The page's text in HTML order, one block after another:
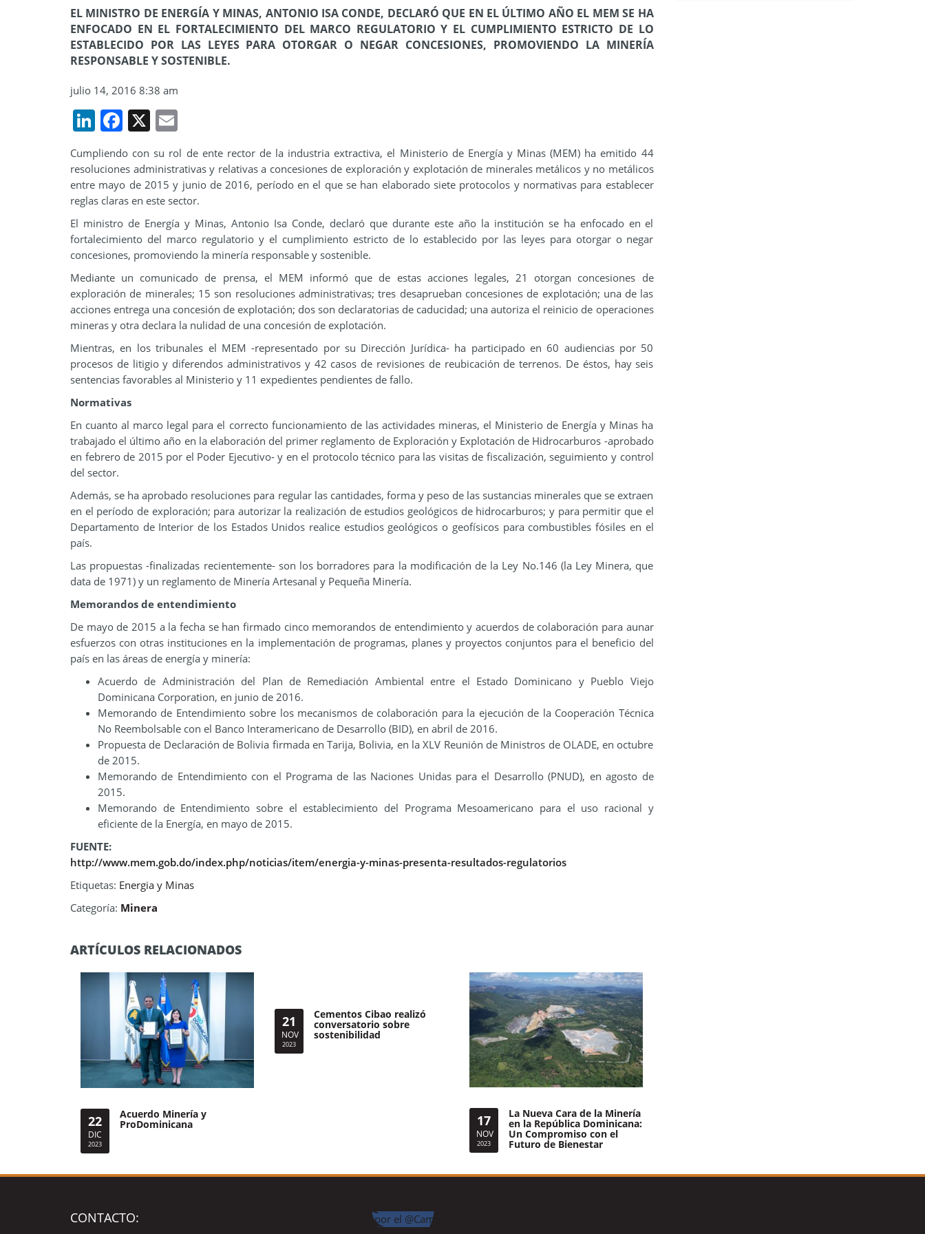
EL MINISTRO DE ENERGÍA Y MINAS, ANTONIO ISA CONDE, DECLARÓ QUE EN EL ÚLTIMO AÑO EL MEM SE HA
ENFOCADO EN EL FORTALECIMIENTO DEL MARCO REGULATORIO Y EL CUMPLIMIENTO ESTRICTO DE LO
ESTABLECIDO POR LAS LEYES PARA OTORGAR O NEGAR CONCESIONES, PROMOVIENDO LA MINERÍA
RESPONSABLE Y SOSTENIBLE.
julio 14, 2016 8:38 am
LinkedIn
Facebook
X
Cumpliendo con su rol de ente rector de la industria extractiva, el Ministerio de Energía y Minas (MEM) ha emitido 44
resoluciones administrativas y relativas a concesiones de exploración y explotación de minerales metálicos y no metálicos
entre mayo de 2015 y junio de 2016, período en el que se han elaborado siete protocolos y normativas para establecer
reglas claras en este sector.
El ministro de Energía y Minas, Antonio Isa Conde, declaró que durante este año la institución se ha enfocado en el
fortalecimiento del marco regulatorio y el cumplimiento estricto de lo establecido por las leyes para otorgar o negar
concesiones, promoviendo la minería responsable y sostenible.
Mediante un comunicado de prensa, el MEM informó que de estas acciones legales, 21 otorgan concesiones de
exploración de minerales; 15 son resoluciones administrativas; tres desaprueban concesiones de explotación; una de las
acciones entrega una concesión de explotación; dos son declaratorias de caducidad; una autoriza el reinicio de operaciones
mineras y otra declara la nulidad de una concesión de explotación.
Mientras, en los tribunales el MEM -representado por su Dirección Jurídica- ha participado en 60 audiencias por 50
procesos de litigio y diferendos administrativos y 42 casos de revisiones de reubicación de terrenos. De éstos, hay seis
sentencias favorables al Ministerio y 11 expedientes pendientes de fallo.
Normativas
En cuanto al marco legal para el correcto funcionamiento de las actividades mineras, el Ministerio de Energía y Minas ha
trabajado el último año en la elaboración del primer reglamento de Exploración y Explotación de Hidrocarburos -aprobado
en febrero de 2015 por el Poder Ejecutivo- y en el protocolo técnico para las visitas de fiscalización, seguimiento y control
del sector.
Además, se ha aprobado resoluciones para regular las cantidades, forma y peso de las sustancias minerales que se extraen
en el período de exploración; para autorizar la realización de estudios geológicos de hidrocarburos; y para permitir que el
Departamento de Interior de los Estados Unidos realice estudios geológicos o geofísicos para combustibles fósiles en el
país.
Las propuestas -finalizadas recientemente- son los borradores para la modificación de la Ley No.146 (la Ley Minera, que
data de 1971) y un reglamento de Minería Artesanal y Pequeña Minería.
Memorandos de entendimiento
De mayo de 2015 a la fecha se han firmado cinco memorandos de entendimiento y acuerdos de colaboración para aunar
esfuerzos con otras instituciones en la implementación de programas, planes y proyectos conjuntos para el beneficio del
país en las áreas de energía y minería:
Acuerdo de Administración del Plan de Remediación Ambiental entre el Estado Dominicano y Pueblo Viejo
Dominicana Corporation, en junio de 2016.
Memorando de Entendimiento sobre los mecanismos de colaboración para la ejecución de la Cooperación Técnica
No Reembolsable con el Banco Interamericano de Desarrollo (BID), en abril de 2016.
Propuesta de Declaración de Bolivia firmada en Tarija, Bolivia, en la XLV Reunión de Ministros de OLADE, en octubre
de 2015.
Memorando de Entendimiento con el Programa de las Naciones Unidas para el Desarrollo (PNUD), en agosto de
2015.
Memorando de Entendimiento sobre el establecimiento del Programa Mesoamericano para el uso racional y
eficiente de la Energía, en mayo de 2015.
FUENTE:
http://www.mem.gob.do/index.php/noticias/item/energia-y-minas-presenta-resultados-regulatorios
Etiquetas: Energia y Minas
Categoría: Minera
ARTÍCULOS RELACIONADOS
22
DIC
2023
Acuerdo Minería y
ProDominicana
21
NOV
2023
Cementos Cibao realizó
conversatorio sobre
sostenibilidad
17
NOV
2023
La Nueva Cara de la Minería
en la República Dominicana:
Un Compromiso con el
Futuro de Bienestar
CONTACTO: Tweets por el @CamipeRD.